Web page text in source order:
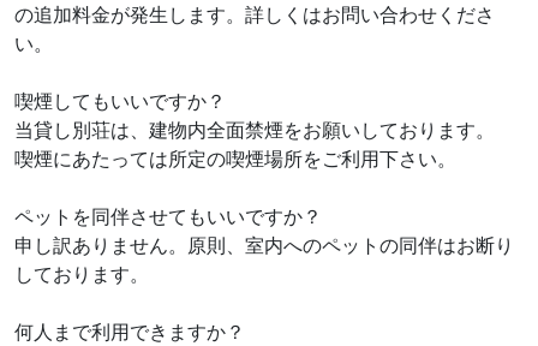
の追加料金が発生します。詳しくはお問い合わせくださ
い。
喫煙してもいいですか？
当貸し別荘は、建物内全面禁煙をお願いしております。
喫煙にあたっては所定の喫煙場所をご利用下さい。
ペットを同伴させてもいいですか？
申し訳ありません。原則、室内へのペットの同伴はお断り
しております。
何人まで利用できますか？